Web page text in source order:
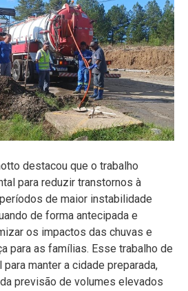
destacou que o trabalho
para reduzir transtornos à
de maior instabilidade
de forma antecipada e
os impactos das chuvas e
para as famílias. Esse trabalho de
manter a cidade preparada,
previsão de volumes elevados